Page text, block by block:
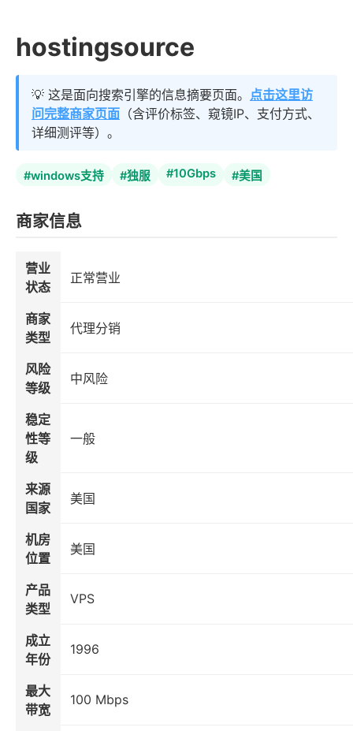
hostingsource
💡 这是面向搜索引擎的信息摘要页面。 点击这里访
问完整商家页面 （含评价标签、窥镜IP、支付方式、
详细测评等）。
#windows支持 #独服 #10Gbps #美国
商家信息
营业
状态
正常营业
商家
类型
代理分销
风险
等级
中风险
稳定
性等
级
一般
来源
国家
美国
机房
位置
美国
产品
类型
VPS
成立
年份
1996
最大
带宽
100 Mbps